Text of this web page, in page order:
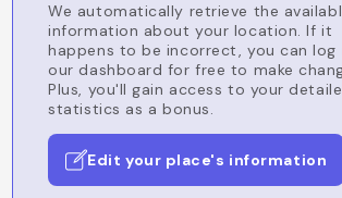
We automatically retrieve the
information about your location. If it
happens to be incorrect, you can log
our dashboard for free to make
Plus, you'll gain access to your
statistics as a bonus.
Edit your place's information